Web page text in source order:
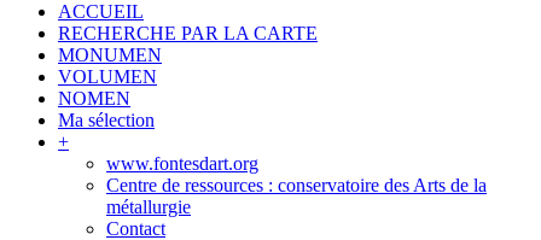
ACCUEIL
RECHERCHE PAR LA CARTE
MONUMEN
VOLUMEN
NOMEN
Ma sélection
+
www.fontesdart.org
Centre de ressources : conservatoire des Arts de la
métallurgie
Contact